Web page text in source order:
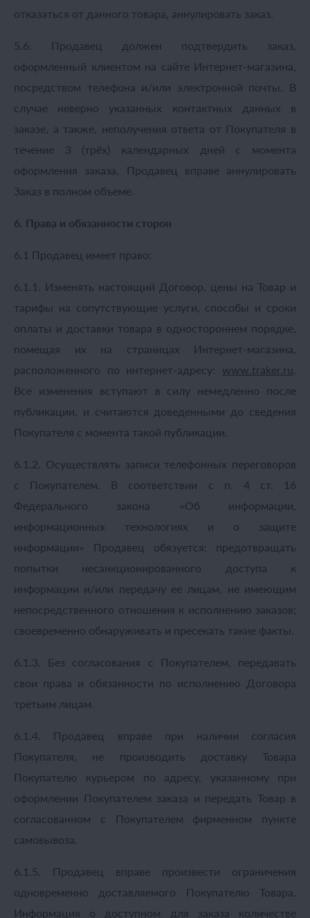
отказаться от данного товара, аннулировать заказ.
5.6. Продавец должен подтвердить заказ,
оформленный клиентом на сайте Интернет-магазина,
посредством телефона и/или электронной почты. В
случае неверно указанных контактных данных в
заказе, а также, неполучения ответа от Покупателя в
течение 3 (трёх) календарных дней с момента
оформления заказа, Продавец вправе аннулировать
Заказ в полном объеме.
6. Права и обязанности сторон
6.1 Продавец имеет право:
6.1.1. Изменять настоящий Договор, цены на Товар и
тарифы на сопутствующие услуги, способы и сроки
оплаты и доставки товара в одностороннем порядке,
помещая их на страницах Интернет-магазина,
расположенного по интернет-адресу: www.traker.ru.
Все изменения вступают в силу немедленно после
публикации, и считаются доведенными до сведения
Покупателя с момента такой публикации.
6.1.2. Осуществлять записи телефонных переговоров
с Покупателем. В соответствии с п. 4 ст. 16
Федерального закона «Об информации,
информационных технологиях и о защите
информации» Продавец обязуется: предотвращать
попытки несанкционированного доступа к
информации и/или передачу ее лицам, не имеющим
непосредственного отношения к исполнению заказов;
своевременно обнаруживать и пресекать такие факты.
6.1.3. Без согласования с Покупателем, передавать
свои права и обязанности по исполнению Договора
третьим лицам.
6.1.4. Продавец вправе при наличии согласия
Покупателя, не производить доставку Товара
Покупателю курьером по адресу, указанному при
оформлении Покупателем заказа и передать Товар в
согласованном с Покупателем фирменном пункте
самовывоза.
6.1.5. Продавец вправе произвести ограничения
одновременно доставляемого Покупателю Товара.
Информация о доступном для заказа количестве